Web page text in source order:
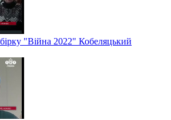
"Війна 2022" Кобеляцький